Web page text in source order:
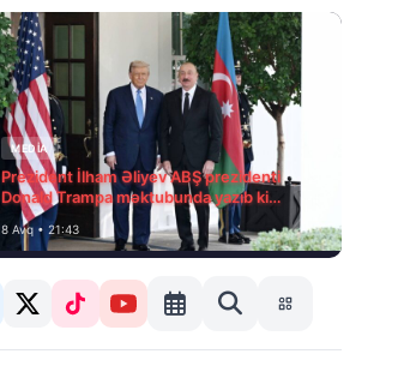
MEDİA
Prezident İlham Əliyev ABŞ prezidenti
Donald Trampa məktubunda yazıb ki…
8 Avq • 21:43